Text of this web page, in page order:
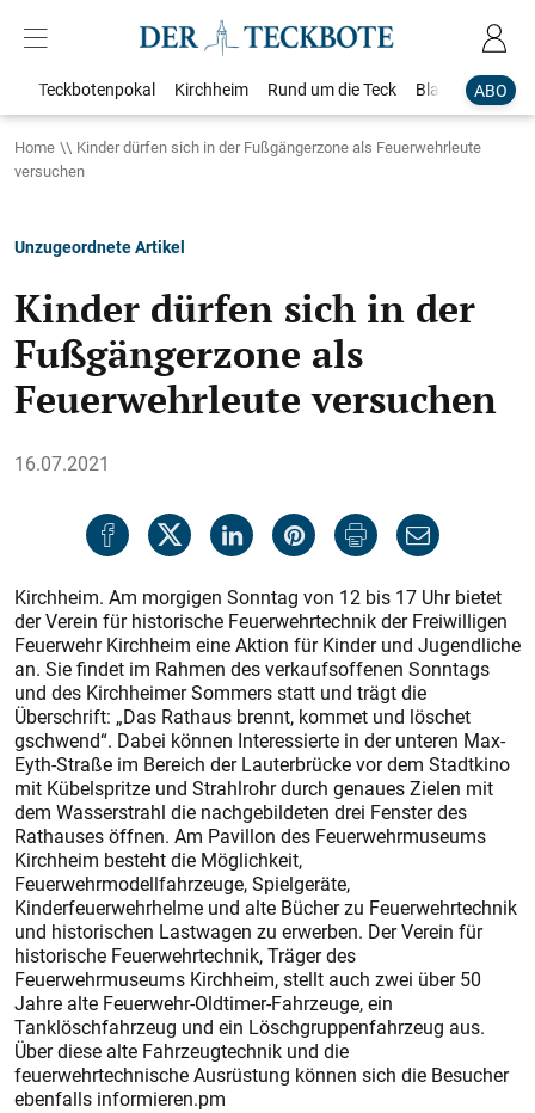
ABO
Teckbotenpokal Kirchheim Rund um die Teck Blaulicht
Home
Kinder dürfen sich in der Fußgängerzone als Feuerwehrleute
versuchen
Unzugeordnete Artikel
Kinder dürfen sich in der
Fußgängerzone als
Feuerwehrleute versuchen
16.07.2021
Kirchheim. Am morgigen Sonntag von 12 bis 17 Uhr bietet
der Verein für historische Feuerwehrtechnik der Freiwilligen
Feuerwehr Kirchheim eine Aktion für Kinder und Jugendliche
an. Sie findet im Rahmen des verkaufsoffenen Sonntags
und des Kirchheimer Sommers statt und trägt die
Überschrift: „Das Rathaus brennt, kommet und löschet
gschwend“. Dabei können Interessierte in der unteren Max-
Eyth-Straße im Bereich der Lauter­brücke vor dem Stadtkino
mit Kübelspritze und Strahlrohr durch genaues Zielen mit
dem Wasserstrahl die nachgebildeten drei Fens­ter des
Rathauses öffnen. Am Pavillon des Feuerwehrmuseums
Kirchheim besteht die Möglichkeit,
Feuerwehrmodellfahrzeuge, Spielgeräte,
Kinderfeuerwehrhelme und alte Bücher zu Feuerwehrtechnik
und historischen Lastwagen zu erwerben. Der Verein für
historische Feuerwehrtechnik, Träger des
Feuerwehrmuseums Kirchheim, stellt auch zwei über 50
Jahre alte Feuerwehr-Oldtimer-Fahrzeuge, ein
Tanklöschfahrzeug und ein Löschgruppenfahrzeug aus.
Über diese alte Fahrzeugtechnik und die
feuerwehrtechnische Ausrüstung können sich die Besucher
ebenfalls informieren.pm